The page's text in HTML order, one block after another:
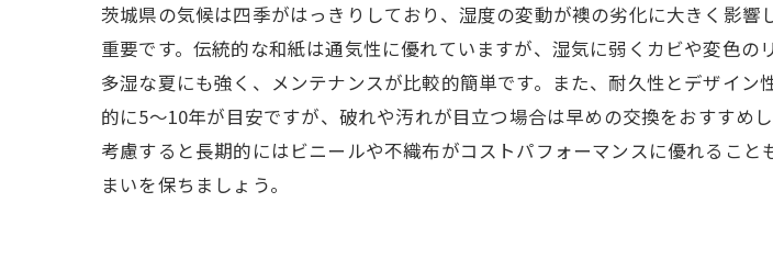
茨城県の気候は四季がはっきりしており、湿度の変動が襖の劣化に大きく影
重要です。伝統的な和紙は通気性に優れていますが、湿気に弱くカビや変色
多湿な夏にも強く、メンテナンスが比較的簡単です。また、耐久性とデザイ
的に5～10年が目安ですが、破れや汚れが目立つ場合は早めの交換をおすすめ
考慮すると長期的にはビニールや不織布がコストパフォーマンスに優れるこ
まいを保ちましょう。